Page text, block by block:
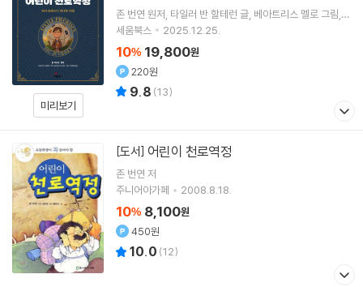
미리보기
존 번연 원저 타일러 반 할테런 글 베아트리스 멜로 그림
박광영역
세움북스 2025.12.25.
10% 19,800원
220원
9.8 (13)
[도서] 어린이 천로역정
존 번연 저
주니어아가페
2008.8.18.
10% 8,100원
450원
10.0 (12)